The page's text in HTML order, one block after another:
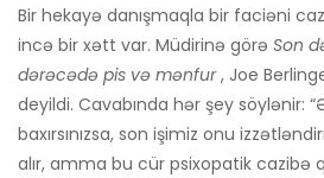
Bir hekayə danışmaqla bir faciəni
incə bir xətt var. Müdirinə görə Son
dərəcədə pis və mənfur, Joe
deyildi. Cavabında hər şey söylənir:
baxırsınızsa, son işimiz onu
alır, amma bu cür psixopatik cazibə